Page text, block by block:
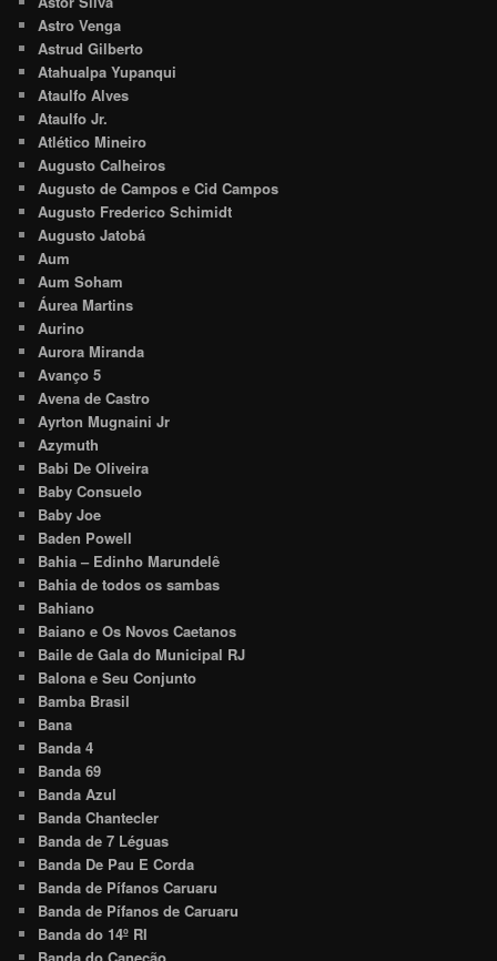
Astro Venga
Astrud Gilberto
Atahualpa Yupanqui
Ataulfo Alves
Ataulfo Jr.
Atlético Mineiro
Augusto Calheiros
Augusto de Campos e Cid Campos
Augusto Frederico Schimidt
Augusto Jatobá
Aum
Aum Soham
Áurea Martins
Aurino
Aurora Miranda
Avanço 5
Avena de Castro
Ayrton Mugnaini Jr
Azymuth
Babi De Oliveira
Baby Consuelo
Baby Joe
Baden Powell
Bahia – Edinho Marundelê
Bahia de todos os sambas
Bahiano
Baiano e Os Novos Caetanos
Baile de Gala do Municipal RJ
Balona e Seu Conjunto
Bamba Brasil
Bana
Banda 4
Banda 69
Banda Azul
Banda Chantecler
Banda de 7 Léguas
Banda De Pau E Corda
Banda de Pífanos Caruaru
Banda de Pífanos de Caruaru
Banda do 14º RI